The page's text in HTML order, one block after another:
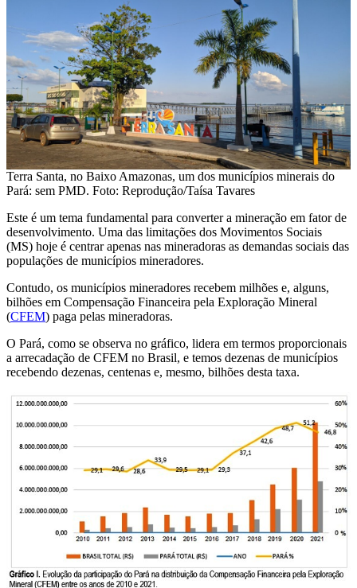
Terra Santa, no Baixo Amazonas, um dos municípios minerais do
Pará: sem PMD. Foto: Reprodução/Taísa Tavares
Este é um tema fundamental para converter a mineração em fator de
desenvolvimento. Uma das limitações dos Movimentos Sociais
(MS) hoje é centrar apenas nas mineradoras as demandas sociais das
populações de municípios mineradores.
Contudo, os municípios mineradores recebem milhões e, alguns,
bilhões em Compensação Financeira pela Exploração Mineral
(CFEM) paga pelas mineradoras.
O Pará, como se observa no gráfico, lidera em termos proporcionais
a arrecadação de CFEM no Brasil, e temos dezenas de municípios
recebendo dezenas, centenas e, mesmo, bilhões desta taxa.